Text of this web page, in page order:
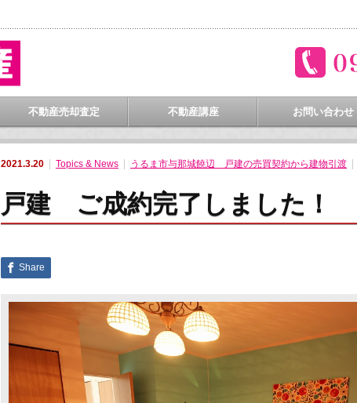
不動産売却査定 不動産講座 お問い合わせ
2021.3.20 Topics & News うるま市与那城饒辺 戸建の売買契約から建物引渡
戸建 ご成約完了しました！
Share